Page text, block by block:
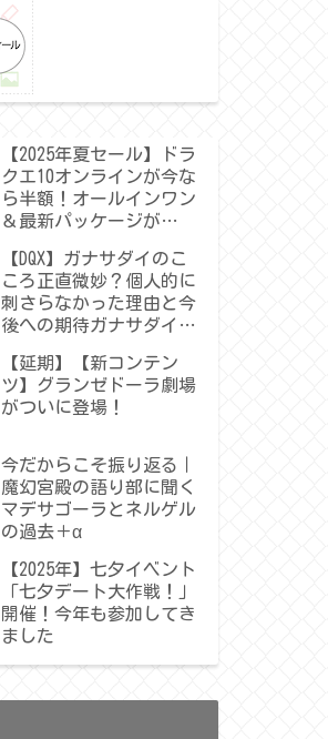
【2025年夏セール】ドラ
クエ10オンラインが今な
ら半額！オールインワン
＆最新パッケージが
【DQX】ガナサダイのこ
ころ正直微妙？個人的に
刺さらなかった理由と今
後への期待ガナサダイの
【延期】【新コンテン
ツ】グランゼドーラ劇場
がついに登場！
今だからこそ振り返る｜
魔幻宮殿の語り部に聞く
マデサゴーラとネルゲル
の過去＋α
【2025年】七夕イベント
「七夕デート大作戦！」
開催！今年も参加してき
ました